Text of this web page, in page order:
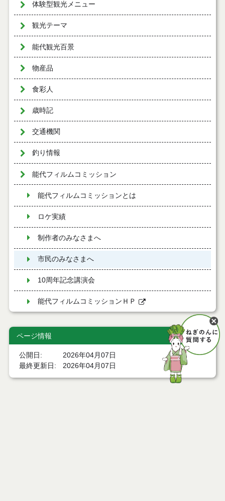
体験型観光メニュー
観光テーマ
能代観光百景
物産品
食彩人
歳時記
交通機関
釣り情報
能代フィルムコミッション
能代フィルムコミッションとは
ロケ実績
制作者のみなさまへ
市民のみなさまへ
10周年記念講演会
能代フィルムコミッションＨＰ
ページ情報
公開日
2026年04月07日
最終更新日
2026年04月07日